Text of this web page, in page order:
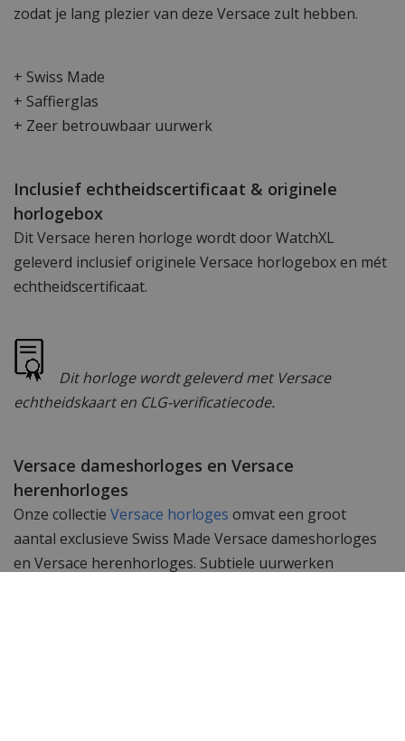
zodat je lang plezier van deze Versace zult hebben.
+ Swiss Made
+ Saffierglas
+ Zeer betrouwbaar uurwerk
Inclusief echtheidscertificaat & originele
horlogebox
Dit Versace heren horloge wordt door WatchXL
geleverd inclusief originele Versace horlogebox en mét
echtheidscertificaat.
Dit horloge wordt geleverd met Versace
echtheidskaart en CLG-verificatiecode.
Versace dameshorloges en Versace
herenhorloges
Onze collectie Versace horloges omvat een groot
aantal exclusieve Swiss Made Versace dameshorloges
en Versace herenhorloges. Subtiele uurwerken